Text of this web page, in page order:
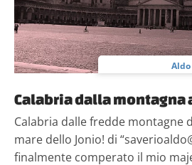
pubblicità e social media, i quali
con altre informazioni che hai
raccolto dal tuo utilizzo dei loro
Calabria dalla montagna
Calabria dalle fredde montagne
mare dello Jonio! di
finalmente comperato il mio